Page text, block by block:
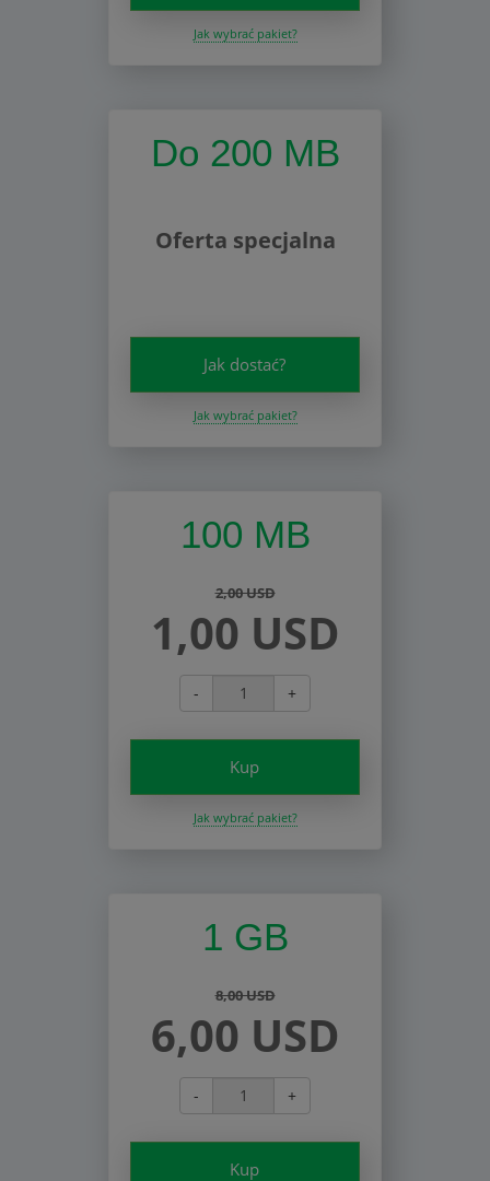
Jak wybrać pakiet?
Do 200 MB
Oferta specjalna
Jak dostać?
Jak wybrać pakiet?
100 MB
2,00 USD
1,00 USD
- +
Kup
Jak wybrać pakiet?
1 GB
8,00 USD
6,00 USD
- +
Kup